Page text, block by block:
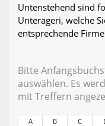
Untenstehend sind
Unterägeri, welche
entsprechende
Bitte
auswählen. Es
mit Treffern
A B C